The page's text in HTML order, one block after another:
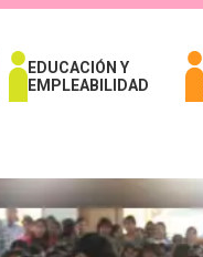
EDUCACIÓN Y
EMPLEABILIDAD